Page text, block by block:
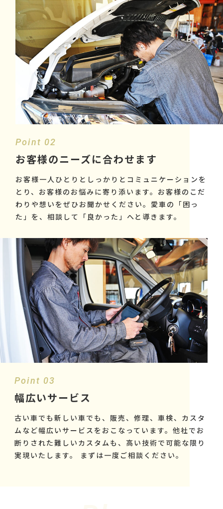
Point 02
お客様のニーズに合わせます
お客様一人ひとりとしっかりとコミュニケーションを
とり、お客様のお悩みに寄り添います。お客様のこだ
わりや想いをぜひお聞かせください。愛車の「困っ
た」を、相談して「良かった」へと導きます。
Point 03
幅広いサービス
古い車でも新しい車でも、販売、修理、車検、カスタ
ムなど幅広いサービスをおこなっています。他社でお
断りされた難しいカスタムも、高い技術で可能な限り
実現いたします。 まずは一度ご相談ください。